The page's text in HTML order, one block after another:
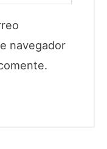
navegador